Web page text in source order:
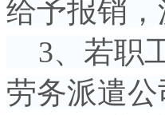
给予报销
3、若职
劳务派遣